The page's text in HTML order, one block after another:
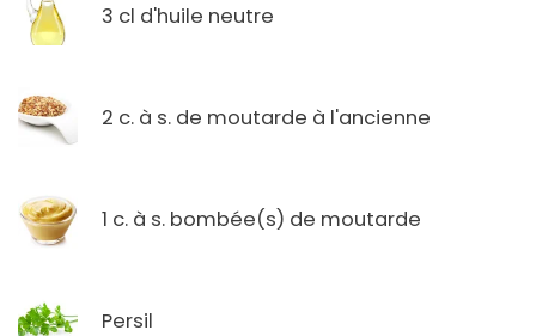
3 cl d'huile neutre
2 c. à s. de moutarde à l'ancienne
1 c. à s. bombée(s) de moutarde
Persil